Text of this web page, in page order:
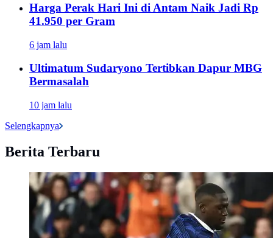
Harga Perak Hari Ini di Antam Naik Jadi Rp
41.950 per Gram
6 jam lalu
Ultimatum Sudaryono Tertibkan Dapur MBG
Bermasalah
10 jam lalu
Selengkapnya
Berita Terbaru